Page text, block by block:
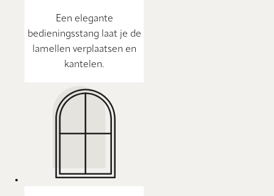
Een elegante
bedieningsstang laat je de
lamellen verplaatsen en
kantelen.